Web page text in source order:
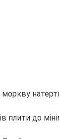
плити до